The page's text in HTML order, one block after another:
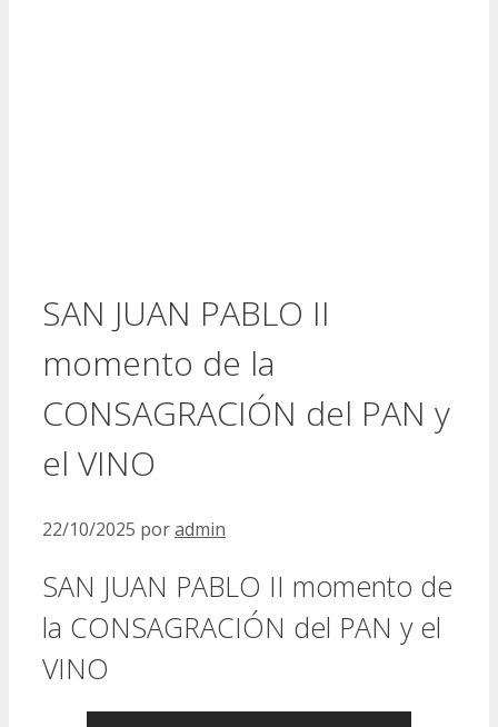
SAN JUAN PABLO II
momento de la
CONSAGRACIÓN del PAN y
el VINO
22/10/2025 poradmin
SAN JUAN PABLO II momento de
la CONSAGRACIÓN del PAN y el
VINO